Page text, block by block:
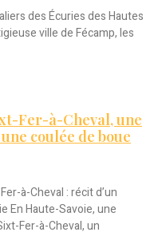
des Écuries des Hautes
ville de Fécamp, les
Fer-à-Cheval, une
coulée de boue
à-Cheval : récit d’un
En Haute-Savoie, une
Fer-à-Cheval, un